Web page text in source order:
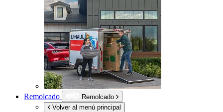
Remolcado
Remolcado
Volver al menú principal